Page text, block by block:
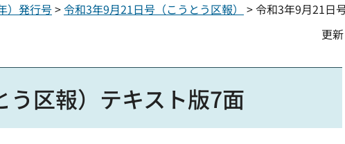
）発行号>令和3年9月21日号（こうとう区報）
> 令和3年9月21日
更
区報）テキスト版7面